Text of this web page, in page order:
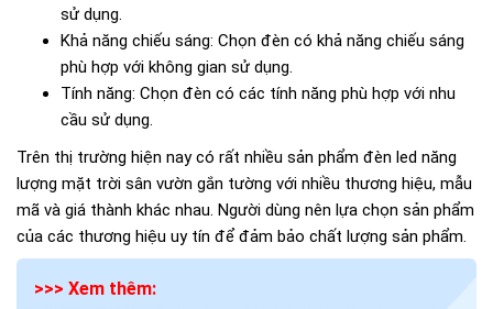
sử dụng.
Khả năng chiếu sáng: Chọn đèn có khả năng chiếu sáng
phù hợp với không gian sử dụng.
Tính năng: Chọn đèn có các tính năng phù hợp với nhu
cầu sử dụng.
Trên thị trường hiện nay có rất nhiều sản phẩm đèn led năng
lượng mặt trời sân vườn gắn tường với nhiều thương hiệu, mẫu
mã và giá thành khác nhau. Người dùng nên lựa chọn sản phẩm
của các thương hiệu uy tín để đảm bảo chất lượng sản phẩm.
>>> Xem thêm: